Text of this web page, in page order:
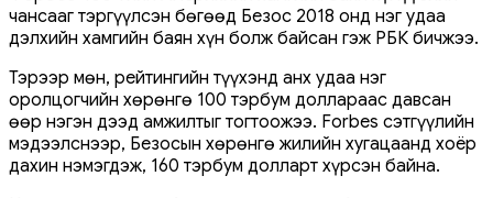
чансааг тэргүүлсэн бөгөөд Безос 2018 онд нэг удаа
дэлхийн хамгийн баян хүн болж байсан гэж РБК бичжээ.
Тэрээр мөн, рейтингийн түүхэнд анх удаа нэг
оролцогчийн хөрөнгө 100 тэрбум доллараас давсан
өөр нэгэн дээд амжилтыг тогтоожээ. Forbes сэтгүүлийн
мэдээлснээр, Безосын хөрөнгө жилийн хугацаанд хоёр
дахин нэмэгдэж, 160 тэрбум долларт хүрсэн байна.